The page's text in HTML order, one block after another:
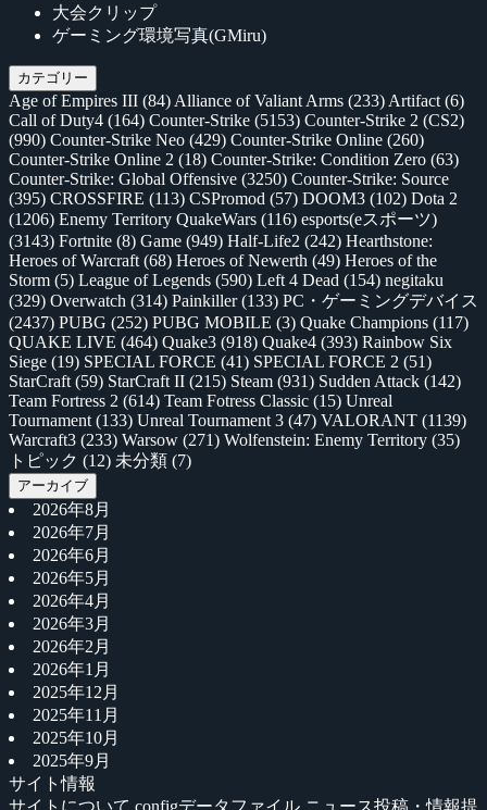
大会クリップ
ゲーミング環境写真(GMiru)
カテゴリー
Age of Empires III (84) Alliance of Valiant Arms (233) Artifact (6)
Call of Duty4 (164) Counter-Strike (5153) Counter-Strike 2 (CS2)
(990) Counter-Strike Neo (429) Counter-Strike Online (260)
Counter-Strike Online 2 (18) Counter-Strike: Condition Zero (63)
Counter-Strike: Global Offensive (3250) Counter-Strike: Source
(395) CROSSFIRE (113) CSPromod (57) DOOM3 (102) Dota 2
(1206) Enemy Territory QuakeWars (116) esports(eスポーツ)
(3143) Fortnite (8) Game (949) Half-Life2 (242) Hearthstone:
Heroes of Warcraft (68) Heroes of Newerth (49) Heroes of the
Storm (5) League of Legends (590) Left 4 Dead (154) negitaku
(329) Overwatch (314) Painkiller(133) PC・ゲーミングデバイス
(2437) PUBG (252) PUBG MOBILE (3) Quake Champions (117)
QUAKE LIVE (464) Quake3 (918) Quake4 (393) Rainbow Six
Siege (19) SPECIAL FORCE (41) SPECIAL FORCE 2 (51)
StarCraft (59) StarCraft II (215) Steam (931) Sudden Attack (142)
Team Fortress 2 (614) Team Fotress Classic (15) Unreal
Tournament (133) Unreal Tournament 3 (47) VALORANT (1139)
Warcraft3 (233) Warsow (271) Wolfenstein: Enemy Territory (35)
トピック (12) 未分類 (7)
アーカイブ
2026年8月
2026年7月
2026年6月
2026年5月
2026年4月
2026年3月
2026年2月
2026年1月
2025年12月
2025年11月
2025年10月
2025年9月
サイト情報
サイトについて configデータファイル ニュース投稿・情報提